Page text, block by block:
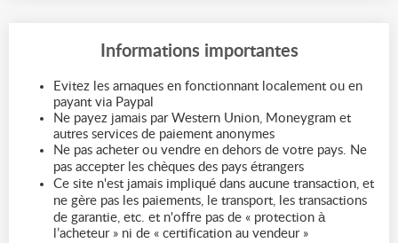
Informations importantes
Evitez les arnaques en fonctionnant localement ou en
payant via Paypal
Ne payez jamais par Western Union, Moneygram et
autres services de paiement anonymes
Ne pas acheter ou vendre en dehors de votre pays. Ne
pas accepter les chèques des pays étrangers
Ce site n'est jamais impliqué dans aucune transaction, et
ne gère pas les paiements, le transport, les transactions
de garantie, etc. et n'offre pas de « protection à
l’acheteur » ni de « certification au vendeur »